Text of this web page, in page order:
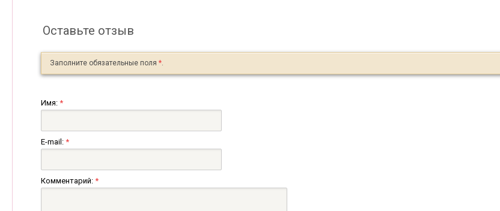
Оставьте отзыв
Заполните обязательные поля *.
Имя: *
E-mail: *
Комментарий: *